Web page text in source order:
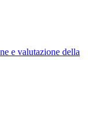
e valutazione della